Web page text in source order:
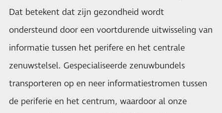
Dat betekent dat zijn gezondheid wordt
ondersteund door een voortdurende uitwisseling van
informatie tussen het perifere en het centrale
zenuwstelsel. Gespecialiseerde zenuwbundels
transporteren op en neer informatiestromen tussen
de periferie en het centrum, waardoor al onze